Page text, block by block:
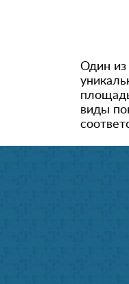
Один из
виды